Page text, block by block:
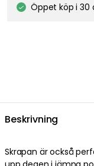
Öppet köp i 30
Beskrivning
Skrapan är också